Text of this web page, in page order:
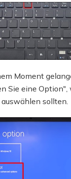
Moment
Sie eine Option",
sollten.